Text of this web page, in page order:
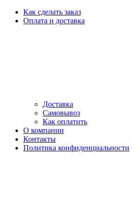
Как сделать заказ
Оплата и доставка
Доставка
Самовывоз
Как оплатить
О компании
Контакты
Политика конфиденциальности